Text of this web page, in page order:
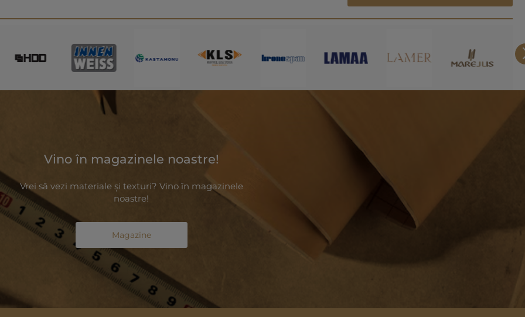
Vino în magazinele noastre!
Vrei să vezi materiale și texturi? Vino în magazinele
noastre!
Magazine